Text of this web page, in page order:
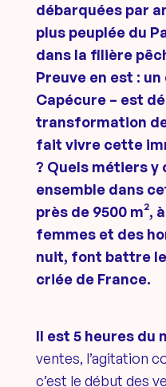
débarquées par
plus peuplée du
dans la filière
Preuve en est :
Capécure – est
transformation
fait vivre cette
? Quels métiers y
ensemble dans
près de 9500 m²,
femmes et des
nuit, font battre
criée de France.
Il est 5 heures du
ventes, l’agitation
c’est le début des